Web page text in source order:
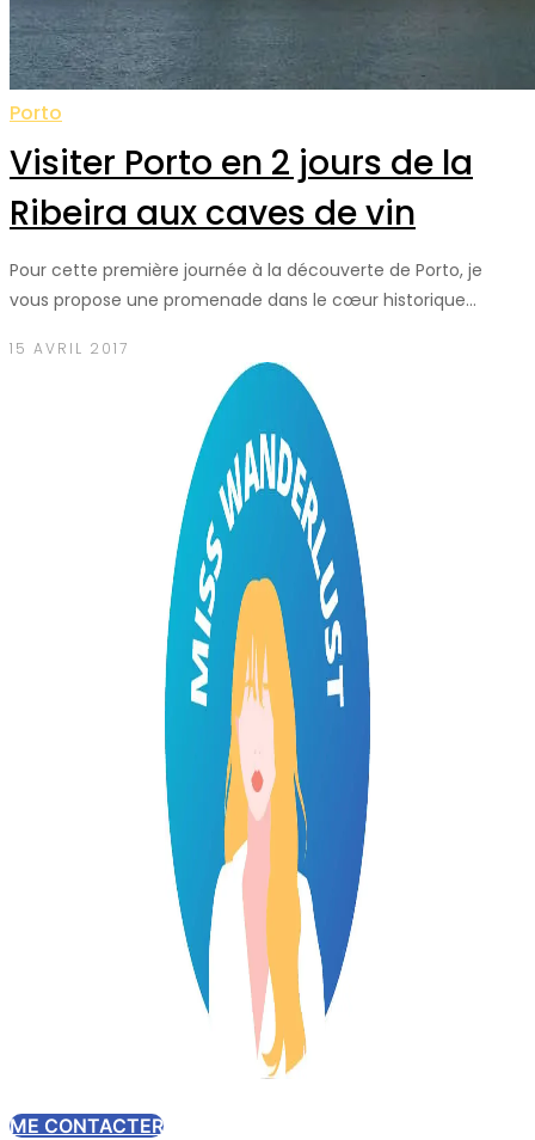
Porto
Visiter Porto en 2 jours de la
Ribeira aux caves de vin
Pour cette première journée à la découverte de Porto, je
vous propose une promenade dans le cœur historique…
15 AVRIL 2017
ME CONTACTER